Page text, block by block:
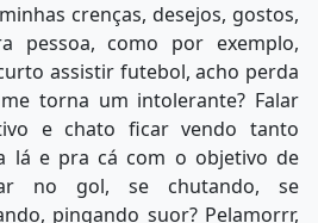
crenças, desejos, gostos,
pessoa, como por exemplo,
assistir futebol, acho perda
torna um intolerante? Falar
e chato ficar vendo tanto
lá e pra cá com o objetivo de
no gol, se chutando, se
pingando suor? Pelamorrr,